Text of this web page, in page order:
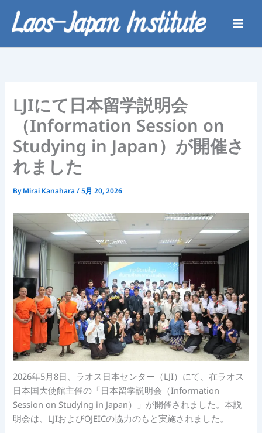
ス
LJIにて日本留学説明会
（Information Session on
Studying in Japan）が開催さ
れました
ByMirai Kanahara/5月 20, 2026
2026年5月8日、ラオス日本センター（LJI）にて、在ラオス
日本国大使館主催の「日本留学説明会（Information
Session on Studying in Japan）」が開催されました。本説
明会は、LJIおよびOJEICの協力のもと実施されました。